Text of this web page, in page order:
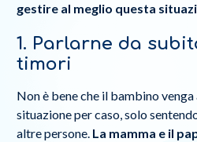
gestire al meglio questa
1. Parlarne da
timori
Non è bene che il bambino
situazione per caso, solo
altre persone. La mamma e il